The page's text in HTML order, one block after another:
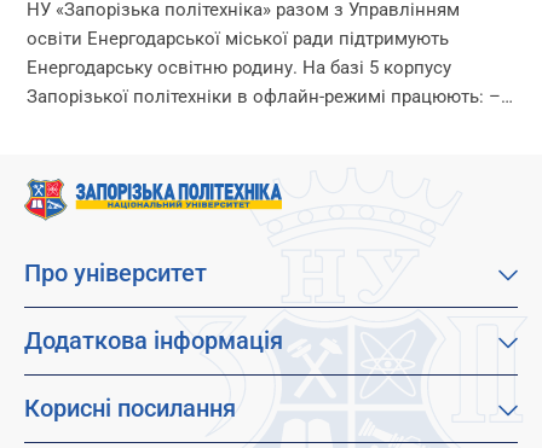
НУ «Запорізька політехніка» разом з Управлінням
освіти Енергодарської міської ради підтримують
Енергодарську освітню родину. На базі 5 корпусу
Запорізької політехніки в офлайн-режимі працюють: –
Про університет
Місія, візія та цінності
Факультети
Додаткова інформація
Дистанційне навчання
Корисні посилання